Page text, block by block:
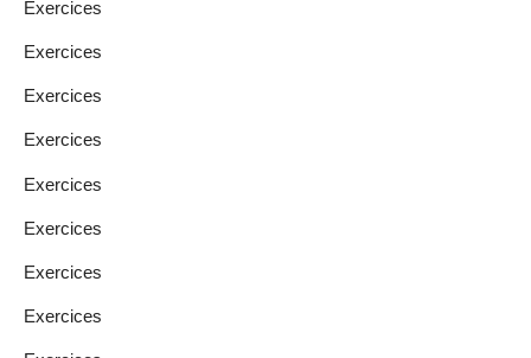
Exercices
Exercices
Exercices
Exercices
Exercices
Exercices
Exercices
Exercices